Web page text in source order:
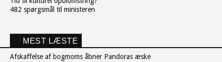
482 spørgsmål til ministeren
MEST LÆSTE
Afskaffelse af bogmoms åbner Pandoras æske